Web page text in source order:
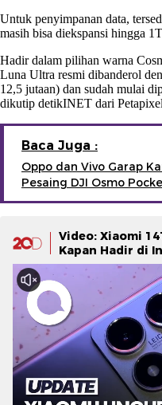
Untuk penyimpanan data,
masih bisa diekspansi hingga
Hadir dalam pilihan warna
Luna Ultra resmi dibanderol
12,5 jutaan) dan sudah mulai
dikutip detikINET dari
Baca Juga :
Oppo dan Vivo Garap
Pesaing DJI Osmo
Video: Xiaomi
Kapan Hadir di